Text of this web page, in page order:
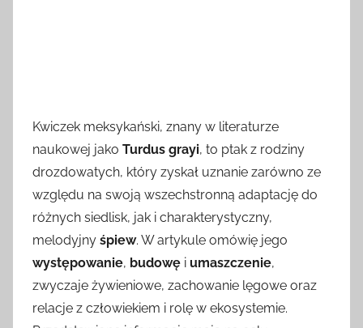
Kwiczek meksykański, znany w literaturze
naukowej jako Turdus grayi, to ptak z rodziny
drozdowatych, który zyskał uznanie zarówno ze
względu na swoją wszechstronną adaptację do
różnych siedlisk, jak i charakterystyczny,
melodyjny śpiew. W artykule omówię jego
występowanie, budowę i umaszczenie,
zwyczaje żywieniowe, zachowanie lęgowe oraz
relacje z człowiekiem i rolę w ekosystemie.